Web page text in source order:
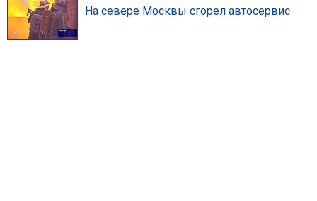
На севере Москвы сгорел автосервис